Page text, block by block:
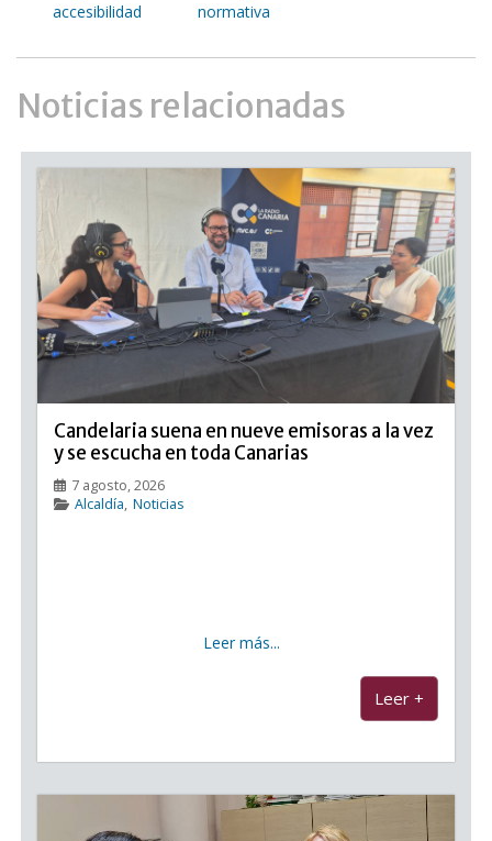
accesibilidad
normativa
Noticias relacionadas
Candelaria suena en nueve emisoras a la vez
y se escucha en toda Canarias
7 agosto, 2026
Alcaldía, Noticias
Leer más...
Leer +